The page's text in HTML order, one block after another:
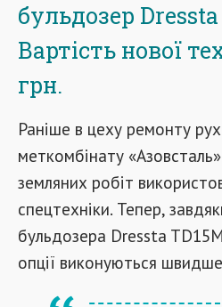
бульдозер
Вартість нової
грн.
Раніше в цеху ремонту
меткомбінату
земляних робіт
спецтехніки. Тепер,
бульдозера Dressta
опції виконуються швидше